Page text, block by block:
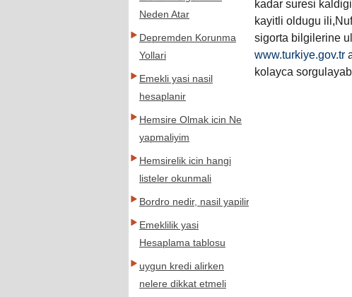
kadar suresi
kayitli oldugu ili,
sigorta bilgilerine
www.turkiye.gov.tr
kolayca
Neden Atar
Depremden Korunma
Yollari
Emekli yasi nasil
hesaplanir
Hemsire Olmak icin Ne
yapmaliyim
Hemsirelik icin hangi
listeler okunmali
Bordro nedir, nasil yapilir
Emeklilik yasi
Hesaplama tablosu
uygun kredi alirken
nelere dikkat etmeli